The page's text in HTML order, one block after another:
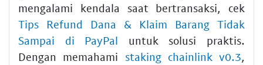
mengalami kendala saat bertransaksi, cek
Tips Refund Dana & Klaim Barang Tidak
Sampai di PayPal untuk solusi praktis.
Dengan memahami staking chainlink v0.3,